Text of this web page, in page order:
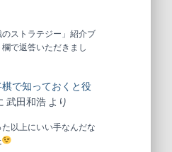
のストラテジー」紹介ブ
で返答いただきまし
で知っておくと役
武田和浩より
以上にいい手なんだな